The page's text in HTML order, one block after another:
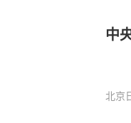
中
北京